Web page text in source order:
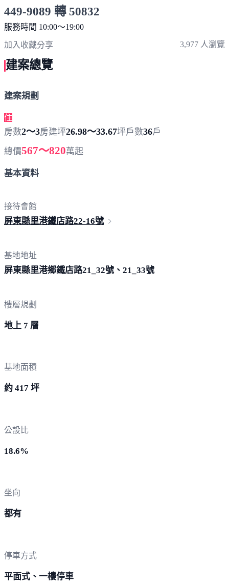
449-9089 轉 50832
服務時間 10:00～19:00
點擊上方掃描 QR Code 可快速撥打
加入收藏分享 3,977 人瀏覽
建案總覽
建案規劃
住
房數2～3房建坪26.98～33.67坪戶數36戶
總價567～820萬起
基本資料
接待會館
屏東縣里港鐵店路22-16號
基地地址
屏東縣里港鄉鐵店路21_32號、21_ 33號
樓層規劃
地上 7 層
基地面積
約 417 坪
公設比
18.6%
坐向
都有
停車方式
平面式、一樓停車